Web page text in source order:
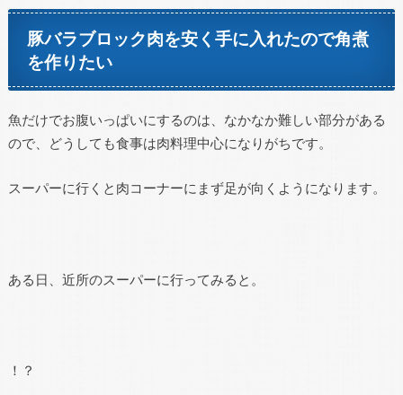
豚バラブロック肉を安く手に入れたので角煮
を作りたい
魚だけでお腹いっぱいにするのは、なかなか難しい部分がある
ので、どうしても食事は肉料理中心になりがちです。
スーパーに行くと肉コーナーにまず足が向くようになります。
ある日、近所のスーパーに行ってみると。
！？